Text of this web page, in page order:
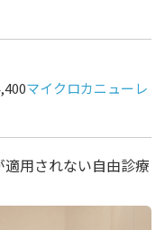
マイクロカニューレ
用されない自由診療